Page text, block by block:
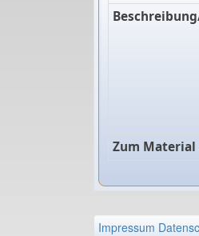
Zum Material
Impressum